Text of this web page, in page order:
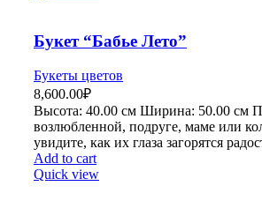
Букет “Бабье Лето”
Букеты цветов
8,600.00₽
Высота: 40.00 см Ширина: 50.00 см
возлюбленной, подруге, маме или
увидите, как их глаза загорятся
Add to cart
Quick view